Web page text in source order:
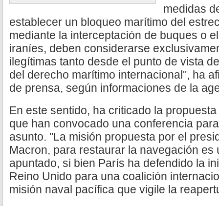
medidas
establecer un bloqueo marítimo del
mediante la interceptación de buques o
iraníes, deben considerarse
ilegítimas tanto desde el punto de vista
del derecho marítimo internacional", ha
de prensa, según informaciones de la
En este sentido, ha criticado la
que han convocado una conferencia
asunto. "La misión propuesta por el
Macron, para restaurar la navegación es
apuntado, si bien París ha defendido la
Reino Unido para una coalición
misión naval pacífica que vigile la